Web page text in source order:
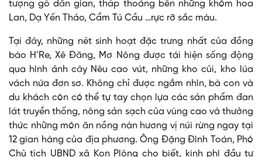
tượng gỗ dân gian, thấp thoáng bên những khóm hoa
Lan, Dạ Yến Thảo, Cẩm Tú Cầu …rực rỡ sắc màu.
Tại đây, những nét sinh hoạt đặc trưng nhất của đồng
bào H’Re, Xê Đăng, Mơ Nông được tái hiện sống động
qua hình ảnh cây Nêu cao vút, những kho củi, kho lúa
vách nứa đơn sơ. Không chỉ được ngắm nhìn, bà con và
du khách còn có thể tự tay chọn lựa các sản phẩm đan
lát truyền thống, nông sản sạch của vùng cao và thưởng
thức những món ăn nồng nàn hương vị núi rừng ngay tại
12 gian hàng của địa phương. Ông Đặng Đình Toán, Phó
Chủ tịch UBND xã Kon Plông cho biết, kinh phí đầu tư